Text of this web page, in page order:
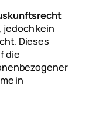
kein
Dieses
die
in